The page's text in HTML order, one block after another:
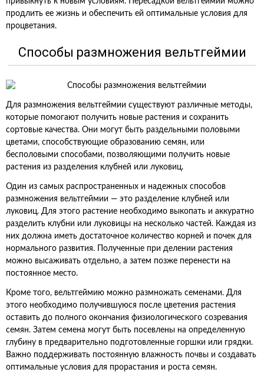
продлить ее жизнь и обеспечить ей оптимальные условия для
процветания.
Способы размножения вельтгеймии
Для размножения вельтгеймии существуют различные методы,
которые помогают получить новые растения и сохранить
сортовые качества. Они могут быть раздельными половыми
цветами, способствующие образованию семян, или
бесполовыми способами, позволяющими получить новые
растения из разделения клубней или луковиц.
Один из самых распространенных и надежных способов
размножения вельтгеймии — это разделение клубней или
луковиц. Для этого растение необходимо выкопать и аккуратно
разделить клубни или луковицы на несколько частей. Каждая из
них должна иметь достаточное количество корней и почек для
нормального развития. Полученные при делении растения
можно высаживать отдельно, а затем позже перенести на
постоянное место.
Кроме того, вельтгеймию можно размножать семенами. Для
этого необходимо получившуюся после цветения растения
оставить до полного окончания физиологического созревания
семян. Затем семена могут быть посевлены на определенную
глубину в предварительно подготовленные горшки или грядки.
Важно поддерживать постоянную влажность почвы и создавать
оптимальные условия для прорастания и роста семян.